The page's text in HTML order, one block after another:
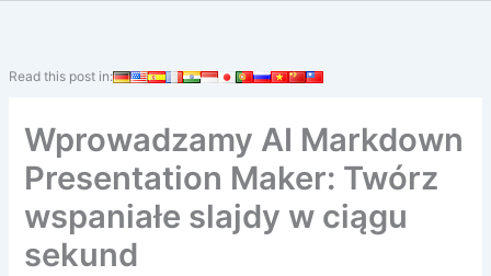
Read this post in:
Wprowadzamy AI Markdown
Presentation Maker: Twórz
wspaniałe slajdy w ciągu
sekund